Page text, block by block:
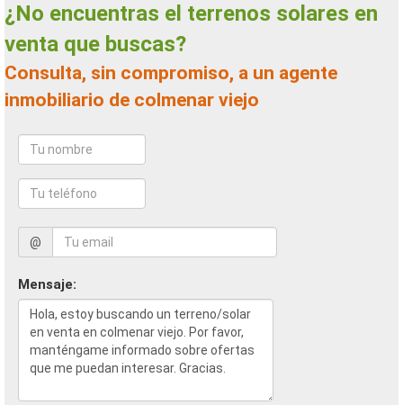
¿No encuentras el terrenos solares en
venta que buscas?
Consulta, sin compromiso, a un agente
inmobiliario de colmenar viejo
@
Mensaje: